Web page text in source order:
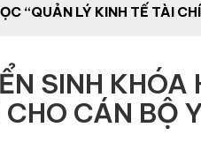
“QUẢN LÝ KINH TẾ TÀI
SINH KHÓA
CÁN BỘ